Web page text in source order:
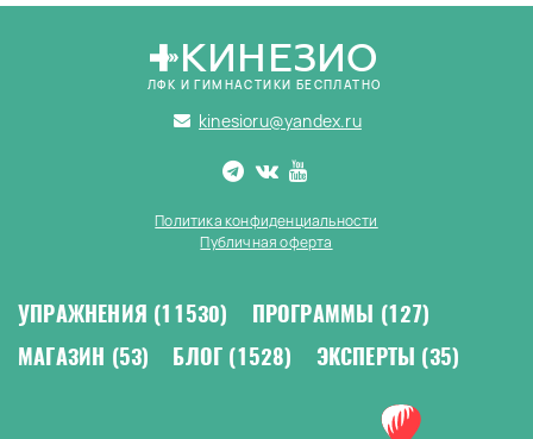
КИНЕЗИО
ЛФК И ГИМНАСТИКИ БЕСПЛАТНО
kinesioru@yandex.ru
Политика конфиденциальности
Публичная оферта
УПРАЖНЕНИЯ (11530) ПРОГРАММЫ (127)
МАГАЗИН (53) БЛОГ (1528) ЭКСПЕРТЫ (35)